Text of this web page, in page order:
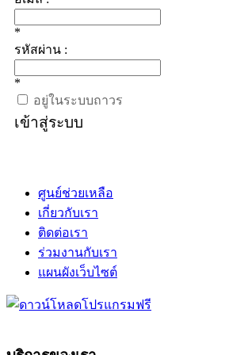
*
รหัสผ่าน :
*
อยู่ในระบบถาวร
เข้าสู่ระบบ
ศูนย์ช่วยเหลือ
เกี่ยวกับเรา
ติดต่อเรา
ร่วมงานกับเรา
แผนผังเว็บไซต์